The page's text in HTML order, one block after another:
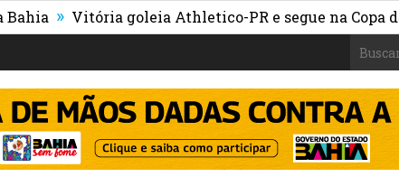
» Vitória goleia Athletico-PR e segue na Copa do Brasil